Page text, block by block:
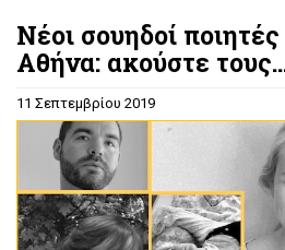
Νέοι σουηδοί
Αθήνα: ακούστε
11 Σεπτεμβρίου 2019